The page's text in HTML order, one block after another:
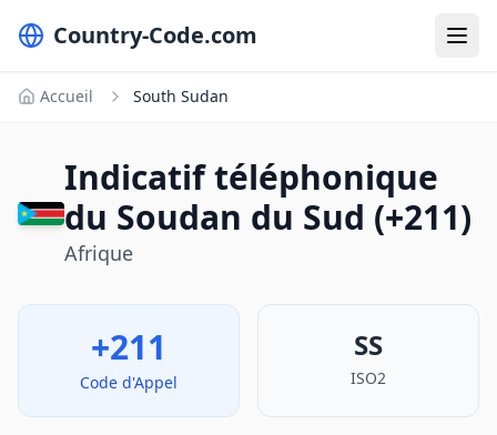
Country-Code.com
Accueil South Sudan
Indicatif téléphonique
du Soudan du Sud (+211)
Afrique
+211
Code d'Appel
SS
ISO2